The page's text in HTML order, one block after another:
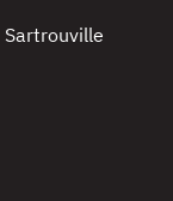
Sartrouville